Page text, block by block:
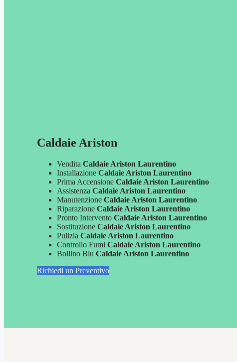
Caldaie Ariston
VenditaCaldaie Ariston Laurentino
InstallazioneCaldaie Ariston Laurentino
Prima AccensioneCaldaie Ariston Laurentino
AssistenzaCaldaie Ariston Laurentino
ManutenzioneCaldaie Ariston Laurentino
RiparazioneCaldaie Ariston Laurentino
Pronto InterventoCaldaie Ariston Laurentino
SostituzioneCaldaie Ariston Laurentino
PuliziaCaldaie Ariston Laurentino
Controllo FumiCaldaie Ariston Laurentino
Bollino BluCaldaie Ariston Laurentino
Richiedi un Preventivo